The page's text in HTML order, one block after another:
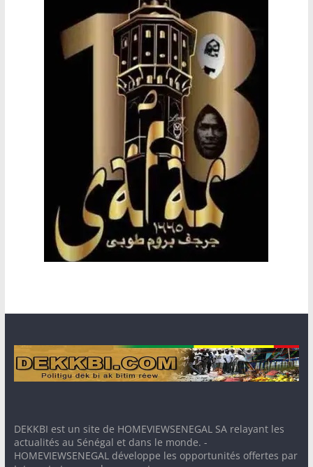
DEKKBI est un site de HOMEVIEWSENEGAL SA relayant les
actualités au Sénégal et dans le monde. -
HOMEVIEWSENEGAL développe les opportunités offertes par